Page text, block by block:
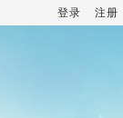
登录 注册